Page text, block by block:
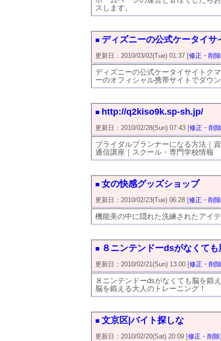
スします。
■ ディズニーの公式ケータイサ
更新日：2010/03/02(Tue) 01:37 [修正・削除
ディズニーの公式ケータイサイトク
ーのオフィシャル携帯サイトでダウ
■ http://q2kiso9k.sp-sh.jp/
更新日：2010/02/28(Sun) 07:43 [修正・削除
ブライダルプランナーになる方法｜
通信講座｜スクール・専門学校情報
■ 女の快感グッズショップ
更新日：2010/02/23(Tue) 06:28 [修正・削除
機能美の中に隠れた洗練されたアイ
■ ８ニンテンドーdsがなくて
更新日：2010/02/21(Sun) 13:00 [修正・削除
８ニンテンドーdsがなくても脳を鍛
脳を鍛える大人のトレーニング！
■ 文京区|バイト探しな
更新日：2010/02/20(Sat) 20:09 [修正・削除